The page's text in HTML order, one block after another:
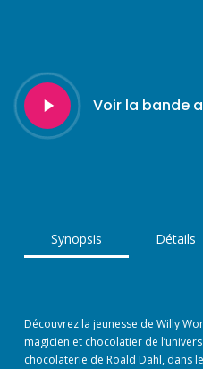
Play
Video
Voir la bande
Synopsis Détails
Découvrez la jeunesse de Willy
magicien et chocolatier de
chocolaterie de Roald Dahl, dans